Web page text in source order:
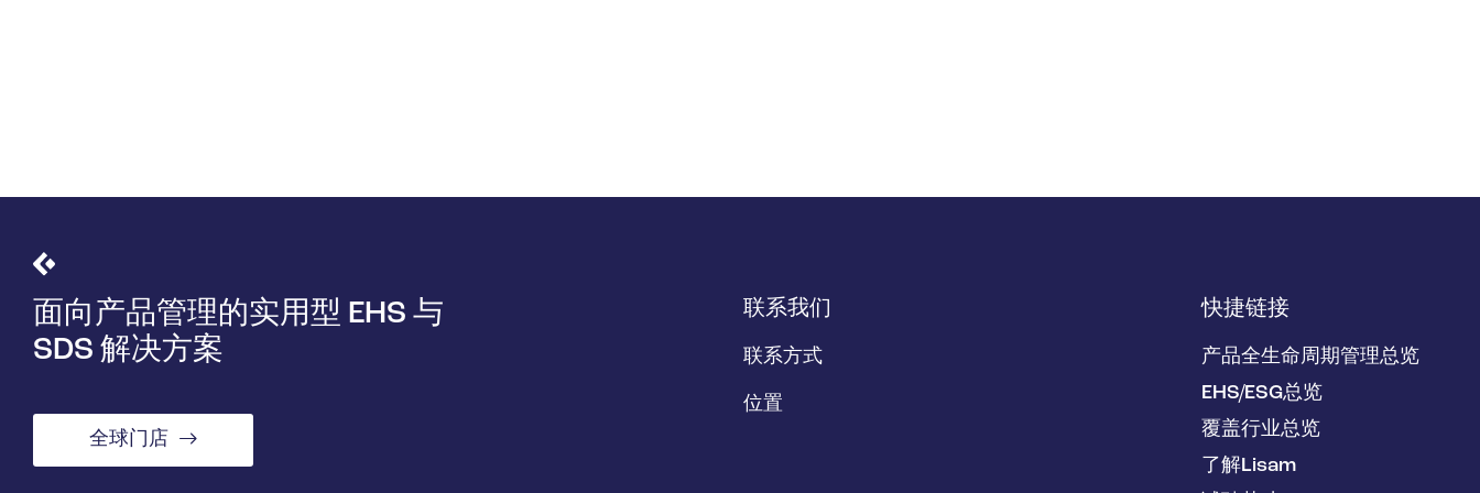
面向产品管理的实用型 EHS 与
SDS 解决方案
全球门店
联系我们
联系方式
位置
快捷链接
产品全生命周期管理总览
EHS/ESG总览
覆盖行业总览
了解Lisam